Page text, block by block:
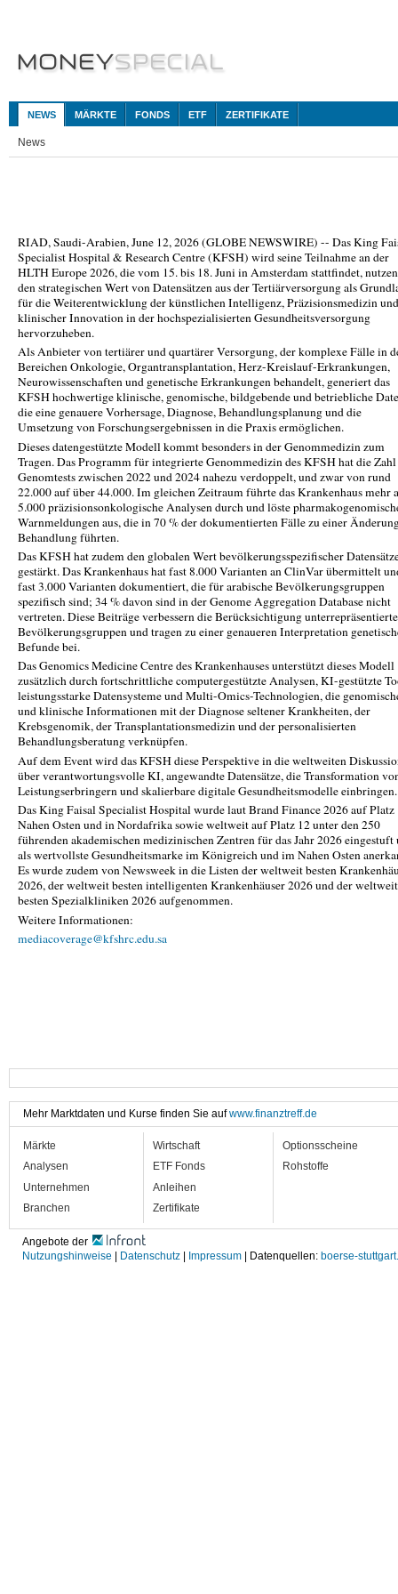
NEWS MÄRKTE FONDS ETF ZERTIFIKATE
News
RIAD, Saudi-Arabien, June 12, 2026 (GLOBE NEWSWIRE) -- Das King
Specialist Hospital & Research Centre (KFSH) wird seine Teilnahme an der
HLTH Europe 2026, die vom 15. bis 18. Juni in Amsterdam stattfindet,
den strategischen Wert von Datensätzen aus der Tertiärversorgung als
für die Weiterentwicklung der künstlichen Intelligenz, Präzisionsmedizin und
klinischer Innovation in der hochspezialisierten Gesundheitsversorgung
hervorzuheben.
Als Anbieter von tertiärer und quartärer Versorgung, der komplexe Fälle in
Bereichen Onkologie, Organtransplantation, Herz-Kreislauf-Erkrankungen,
Neurowissenschaften und genetische Erkrankungen behandelt, generiert das
KFSH hochwertige klinische, genomische, bildgebende und betriebliche
die eine genauere Vorhersage, Diagnose, Behandlungsplanung und die
Umsetzung von Forschungsergebnissen in die Praxis ermöglichen.
Dieses datengestützte Modell kommt besonders in der Genommedizin zum
Tragen. Das Programm für integrierte Genommedizin des KFSH hat die
Genomtests zwischen 2022 und 2024 nahezu verdoppelt, und zwar von rund
22.000 auf über 44.000. Im gleichen Zeitraum führte das Krankenhaus mehr
5.000 präzisionsonkologische Analysen durch und löste
Warnmeldungen aus, die in 70 % der dokumentierten Fälle zu einer
Behandlung führten.
Das KFSH hat zudem den globalen Wert bevölkerungsspezifischer
gestärkt. Das Krankenhaus hat fast 8.000 Varianten an ClinVar übermittelt
fast 3.000 Varianten dokumentiert, die für arabische Bevölkerungsgruppen
spezifisch sind; 34 % davon sind in der Genome Aggregation Database nicht
vertreten. Diese Beiträge verbessern die Berücksichtigung
Bevölkerungsgruppen und tragen zu einer genaueren Interpretation
Befunde bei.
Das Genomics Medicine Centre des Krankenhauses unterstützt dieses Modell
zusätzlich durch fortschrittliche computergestützte Analysen, KI-gestützte
leistungsstarke Datensysteme und Multi-Omics-Technologien, die
und klinische Informationen mit der Diagnose seltener Krankheiten, der
Krebsgenomik, der Transplantationsmedizin und der personalisierten
Behandlungsberatung verknüpfen.
Auf dem Event wird das KFSH diese Perspektive in die weltweiten
über verantwortungsvolle KI, angewandte Datensätze, die Transformation
Leistungserbringern und skalierbare digitale Gesundheitsmodelle einbringen.
Das King Faisal Specialist Hospital wurde laut Brand Finance 2026 auf
Nahen Osten und in Nordafrika sowie weltweit auf Platz 12 unter den 250
führenden akademischen medizinischen Zentren für das Jahr 2026 eingestuft
als wertvollste Gesundheitsmarke im Königreich und im Nahen Osten
Es wurde zudem von Newsweek in die Listen der weltweit besten
2026, der weltweit besten intelligenten Krankenhäuser 2026 und der weltweit
besten Spezialkliniken 2026 aufgenommen.
Weitere Informationen:
mediacoverage@kfshrc.edu.sa
Mehr Marktdaten und Kurse finden Sie aufwww.finanztreff.de
Märkte
Analysen
Unternehmen
Branchen
Wirtschaft
ETF Fonds
Anleihen
Zertifikate
Optionsscheine
Rohstoffe
Angebote der
Nutzungshinweise | Datenschutz | Impressum | Datenquellen: boerse-